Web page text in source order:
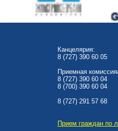
Канцелярия:
8 (727) 390 60 05
Приемная
8 (727) 390 60 04
8 (700) 390 60 04
8 (727) 291 57 68
Прием граждан по